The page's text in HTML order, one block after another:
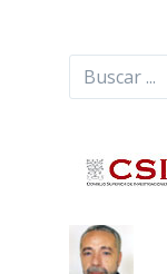
Buscar